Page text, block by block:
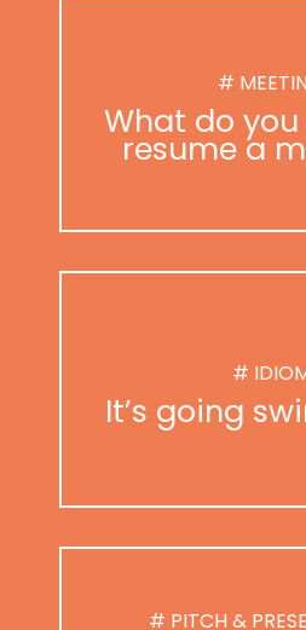
#
What do
resume a
#
It’s going
# PITCH &